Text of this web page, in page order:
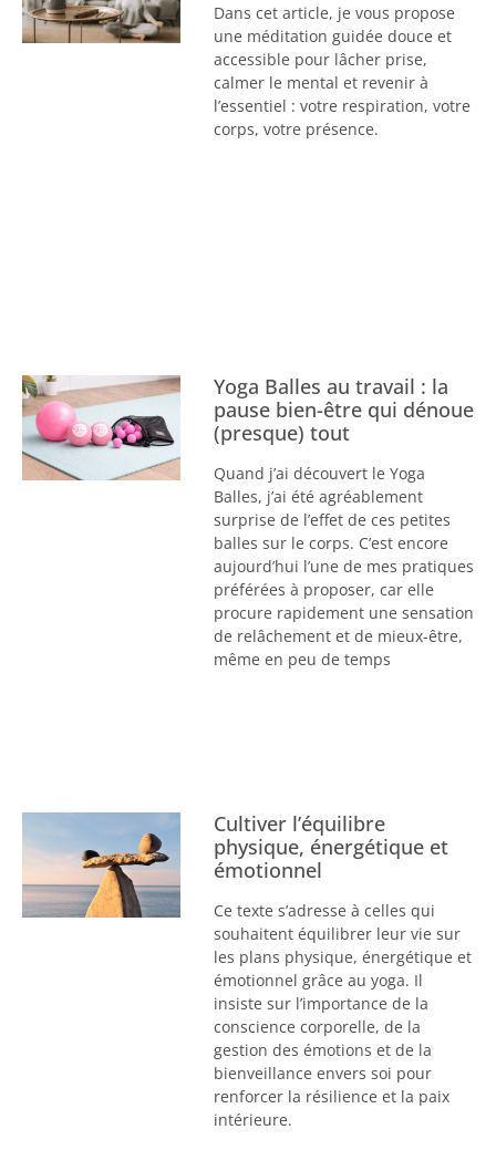
Dans cet article, je vous propose
une méditation guidée douce et
accessible pour lâcher prise,
calmer le mental et revenir à
l’essentiel : votre respiration, votre
corps, votre présence.
Yoga Balles au travail : la
pause bien-être qui dénoue
(presque) tout
Quand j’ai découvert le Yoga
Balles, j’ai été agréablement
surprise de l’effet de ces petites
balles sur le corps. C’est encore
aujourd’hui l’une de mes pratiques
préférées à proposer, car elle
procure rapidement une sensation
de relâchement et de mieux-être,
même en peu de temps
Cultiver l’équilibre
physique, énergétique et
émotionnel
Ce texte s’adresse à celles qui
souhaitent équilibrer leur vie sur
les plans physique, énergétique et
émotionnel grâce au yoga. Il
insiste sur l’importance de la
conscience corporelle, de la
gestion des émotions et de la
bienveillance envers soi pour
renforcer la résilience et la paix
intérieure.